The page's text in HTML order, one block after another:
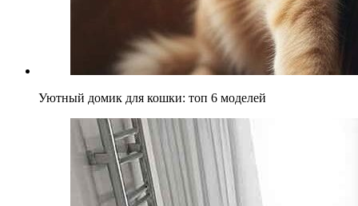
Уютный домик для кошки: топ 6 моделей